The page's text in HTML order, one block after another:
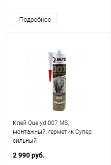
Подробнее
Клей Quelyd 007 MS,
монтажный, герметик Супер
сильный
2 990 руб.